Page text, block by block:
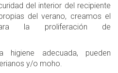
del interior del recipiente
del verano, creamos el
la proliferación de
adecuada, pueden
y/o moho.